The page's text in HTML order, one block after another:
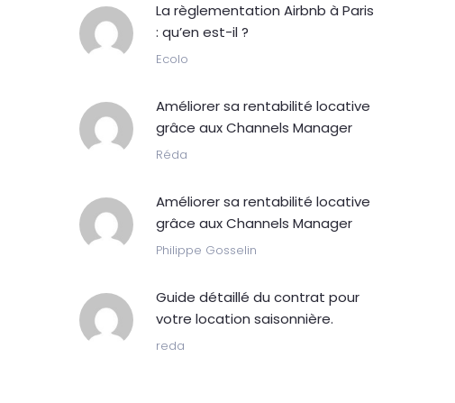
La règlementation Airbnb à Paris
: qu’en est-il ?
Ecolo
Améliorer sa rentabilité locative
grâce aux Channels Manager
Réda
Améliorer sa rentabilité locative
grâce aux Channels Manager
Philippe Gosselin
Guide détaillé du contrat pour
votre location saisonnière.
reda